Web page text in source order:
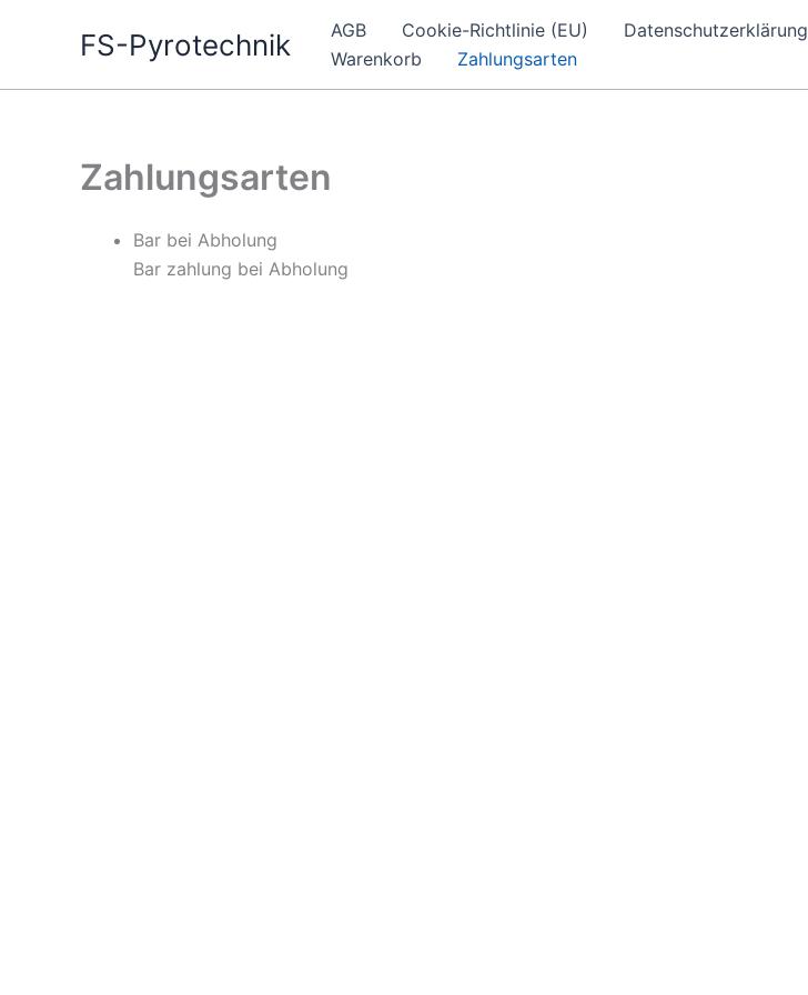
FS-Pyrotechnik AGB Cookie-Richtlinie (EU) Datenschutzerklärung
Warenkorb
Zahlungsarten
Zahlungsarten
Bar bei Abholung
Bar zahlung bei Abholung